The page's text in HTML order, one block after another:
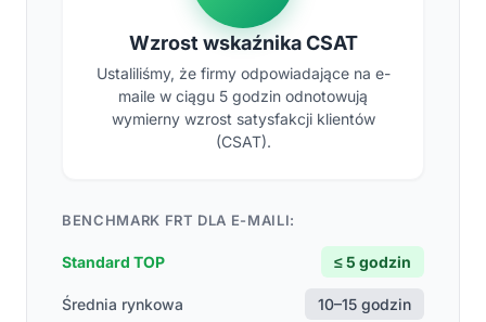
Wzrost wskaźnika CSAT
Ustaliliśmy, że firmy odpowiadające na e-
maile w ciągu 5 godzin odnotowują
wymierny wzrost satysfakcji klientów
(CSAT).
BENCHMARK FRT DLA E-MAILI:
Standard TOP ≤ 5 godzin
Średnia rynkowa 10–15 godzin